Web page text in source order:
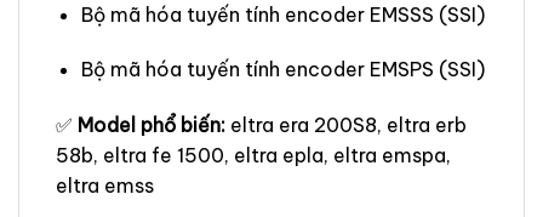
Bộ mã hóa tuyến tính encoder EMSSS (SSI)
Bộ mã hóa tuyến tính encoder EMSPS (SSI)
✅ Model phổ biến: eltra era 200S8, eltra erb
58b, eltra fe 1500, eltra epla, eltra emspa,
eltra emss